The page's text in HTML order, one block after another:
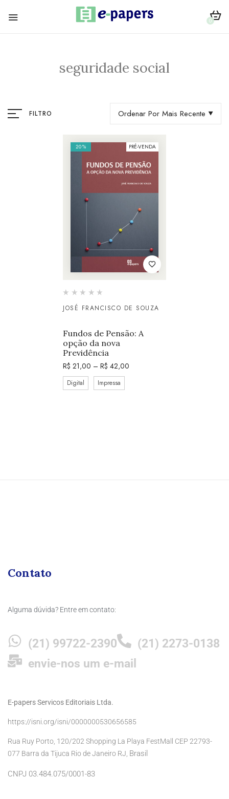
0
seguridade social
FILTRO Ordenar Por Mais Recente
20% PRÉ-VENDA
JOSÉ FRANCISCO DE SOUZA
Fundos de Pensão: A
opção da nova
Previdência
R$ 21,00 – R$ 42,00
Digital Impressa
Contato
Alguma dúvida? Entre em contato:
(21) 99722-2390
(21) 2273-0138
envie-nos um e-mail
E-papers Servicos Editoriais Ltda.
https://isni.org/isni/0000000530656585
Rua Ruy Porto, 120/202 Shopping La Playa FestMall CEP 22793-
077 Barra da Tijuca Rio de Janeiro RJ, Brasil
CNPJ 03.484.075/0001-83